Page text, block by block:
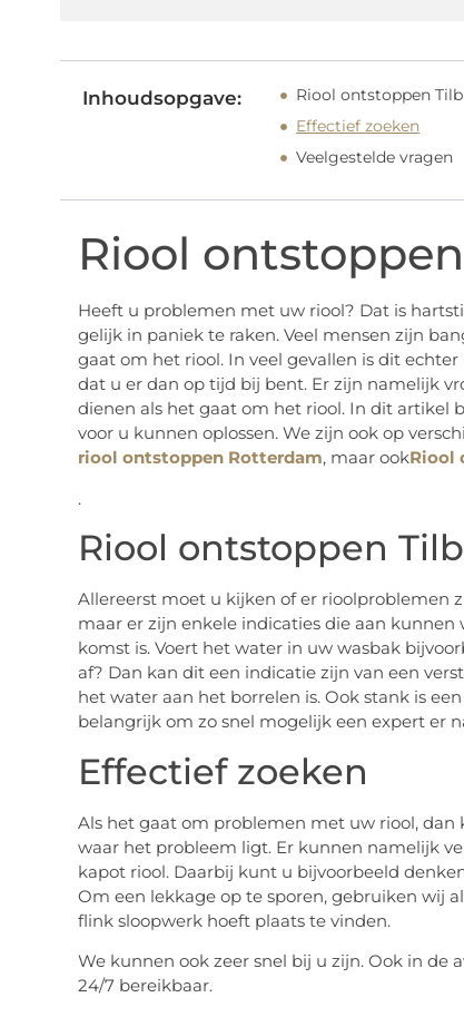
Inhoudsopgave:
Riool ontstoppen
Effectief zoeken
Veelgestelde vragen
Riool
Heeft u problemen met uw riool? Dat is
gelijk in paniek te raken. Veel mensen zijn
gaat om het riool. In veel gevallen is dit
dat u er dan op tijd bij bent. Er zijn namelijk
dienen als het gaat om het riool. In dit artikel
voor u kunnen oplossen. We zijn ook op
riool ontstoppen Rotterdam, maar ookRiool
.
Riool ontstoppen
Allereerst moet u kijken of er rioolproblemen
maar er zijn enkele indicaties die aan
komst is. Voert het water in uw wasbak
af? Dan kan dit een indicatie zijn van een
het water aan het borrelen is. Ook stank is
belangrijk om zo snel mogelijk een expert er
Effectief zoeken
Als het gaat om problemen met uw riool,
waar het probleem ligt. Er kunnen namelijk
kapot riool. Daarbij kunt u bijvoorbeeld
Om een lekkage op te sporen, gebruiken wij
flink sloopwerk hoeft plaats te vinden.
We kunnen ook zeer snel bij u zijn. Ook in de
24/7 bereikbaar.